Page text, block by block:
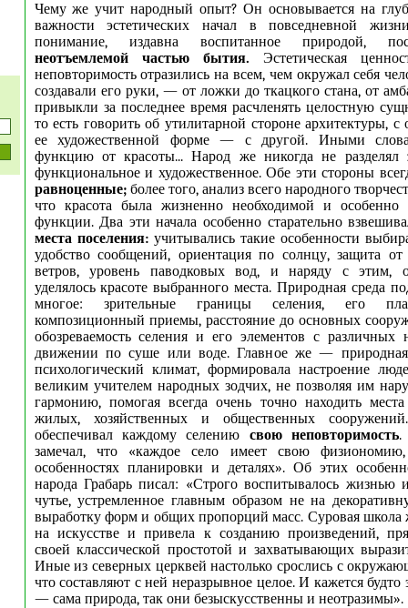
Чему же учит народный опыт? Он основывается на
важности эстетических начал в повседневной
понимание, издавна воспитанное природой,
неотъемлемой частью бытия. Эстетическая
неповторимость отразились на всем, чем окружал себя
создавали его руки, — от ложки до ткацкого стана, от
привыкли за последнее время расчленять целостную
то есть говорить об утилитарной стороне архитектуры,
ее художественной форме — с другой. Иными
функцию от красоты... Народ же никогда не разделял
функциональное и художественное. Обе эти стороны
равноценные; более того, анализ всего народного
что красота была жизненно необходимой и особенно
функции. Два эти начала особенно старательно
места поселения: учитывались такие особенности
удобство сообщений, ориентация по солнцу, защита
ветров, уровень паводковых вод, и наряду с этим,
уделялось красоте выбранного места. Природная среда
многое: зрительные границы селения, его
композиционный приемы, расстояние до основных
обозреваемость селения и его элементов с различных
движении по суше или воде. Главное же — природная
психологический климат, формировала настроение
великим учителем народных зодчих, не позволяя им
гармонию, помогая всегда очень точно находить
жилых, хозяйственных и общественных
обеспечивал каждому селению свою неповторимость.
замечал, что «каждое село имеет свою
особенностях планировки и деталях». Об этих
народа Грабарь писал: «Строго воспитывалось жизнью
чутье, устремленное главным образом не на
выработку форм и общих пропорций масс. Суровая школа
на искусстве и привела к созданию произведений,
своей классической простотой и захватывающих
Иные из северных церквей настолько срослись с
что составляют с ней неразрывное целое. И кажется будто
— сама природа, так они безыскусственны и неотразимы».